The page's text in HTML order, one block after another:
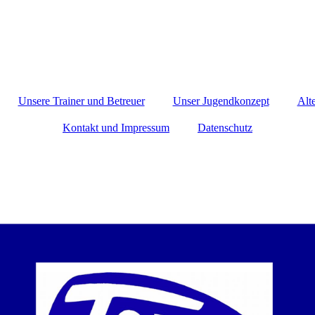
Unsere Trainer und Betreuer Unser Jugendkonzept
Kontakt und Impressum Datenschutz